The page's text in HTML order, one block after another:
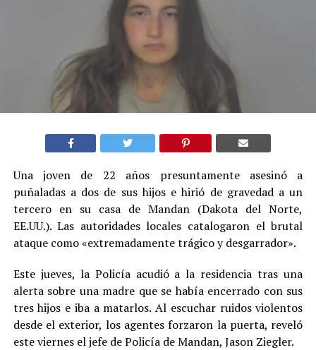
Una joven de 22 años presuntamente asesinó a
puñaladas a dos de sus hijos e hirió de gravedad a un
tercero en su casa de Mandan (Dakota del Norte,
EE.UU.). Las autoridades locales catalogaron el brutal
ataque como «extremadamente trágico y desgarrador».
Este jueves, la Policía acudió a la residencia tras una
alerta sobre una madre que se había encerrado con sus
tres hijos e iba a matarlos. Al escuchar ruidos violentos
desde el exterior, los agentes forzaron la puerta, reveló
este viernes el jefe de Policía de Mandan, Jason Ziegler.